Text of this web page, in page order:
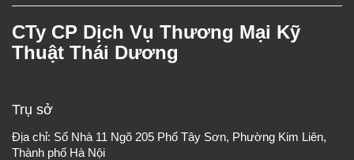
CTy CP Dịch Vụ Thương Mại Kỹ
Thuật Thái Dương
Trụ sở
Địa chỉ: Số Nhà 11 Ngõ 205 Phố Tây Sơn, Phường Kim Liên,
Thành phố Hà Nội